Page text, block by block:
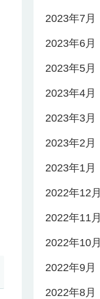
2023年7月
2023年6月
2023年5月
2023年4月
2023年3月
2023年2月
2023年1月
2022年12月
2022年11月
2022年10月
2022年9月
2022年8月